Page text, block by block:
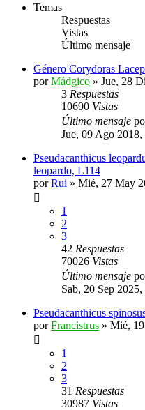
Temas
Respuestas
Vistas
Último mensaje
Género Corydoras
porMádgico » Jue, 28
3 Respuestas
10690 Vistas
Último mensaje
Jue, 09 Ago 2018,
Pseudacanthicus
leopardo, L114
porRui » Mié, 27 May
1
2
3
42 Respuestas
70026 Vistas
Último mensaje
Sab, 20 Sep
Pseudacanthicus
porFrancistrus » Mié,
1
2
3
31 Respuestas
30987 Vistas